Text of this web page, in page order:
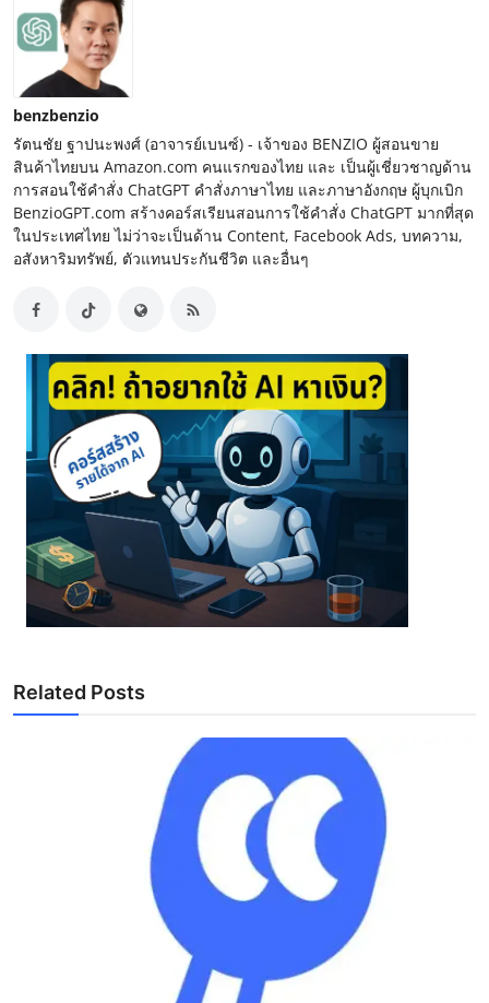
benzbenzio
รัตนชัย ฐาปนะพงศ์ (อาจารย์เบนซ์) - เจ้าของ BENZIO ผู้สอนขาย
สินค้าไทยบน Amazon.com คนแรกของไทย และ เป็นผู้เชี่ยวชาญด้าน
การสอนใช้คำสั่ง ChatGPT คำสั่งภาษาไทย และภาษาอังกฤษ ผู้บุกเบิก
BenzioGPT.com สร้างคอร์สเรียนสอนการใช้คำสั่ง ChatGPT มากที่สุด
ในประเทศไทย ไม่ว่าจะเป็นด้าน Content, Facebook Ads, บทความ,
อสังหาริมทรัพย์, ตัวแทนประกันชีวิต และอื่นๆ
Related Posts